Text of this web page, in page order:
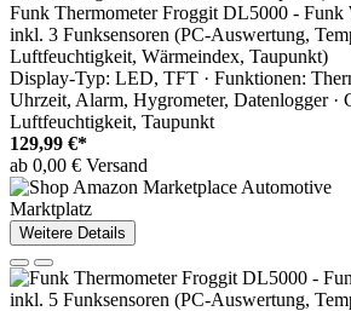
Funk Thermometer Froggit DL5000 - Funk
inkl. 3 Funksensoren (PC-Auswertung,
Luftfeuchtigkeit, Wärmeindex, Taupunkt)
Display-Typ: LED, TFT · Funktionen:
Uhrzeit, Alarm, Hygrometer, Datenlogger ·
Luftfeuchtigkeit, Taupunkt
129,99 €*
ab 0,00 € Versand
Marktplatz
Weitere Details